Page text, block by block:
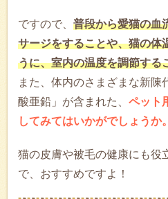
ですので、 普段から愛猫の血
サージをすることや、猫の体
うに、室内の温度を調節する
また、体内のさまざまな新陳
酸亜鉛」が含まれた、 ペット
してみてはいかがでしょうか。
猫の皮膚や被毛の健康にも役
で、おすすめですよ！